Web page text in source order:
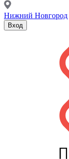
Нижний Новгород
Вход